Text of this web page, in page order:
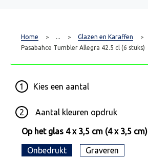
Home > ... > Glazen en Karaffen >
Pasabahce Tumbler Allegra 42.5 cl (6 stuks)
1 Kies een aantal
2 Aantal kleuren opdruk
Op het glas 4 x 3,5 cm (4 x 3,5 cm)
Onbedrukt Graveren